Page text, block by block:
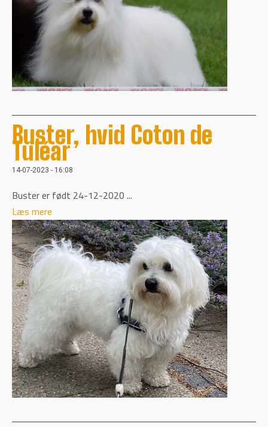
Buster, hvid Coton de
Tuléar
14-07-2023 - 16:08
Buster er født 24-12-2020 ...
Læs mere